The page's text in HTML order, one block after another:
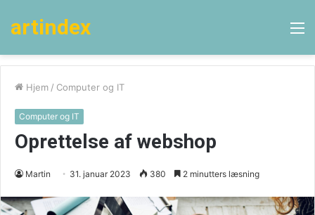
artindex
Hjem / Computer og IT
Computer og IT
Oprettelse af webshop
Martin 31. januar 2023 380 2 minutters læsning